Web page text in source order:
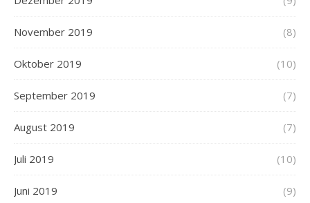
November 2019 (8)
Oktober 2019 (10)
September 2019 (7)
August 2019 (7)
Juli 2019 (10)
Juni 2019 (9)